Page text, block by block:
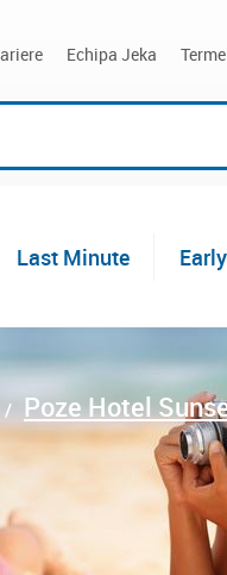
Echipa Jeka
Last Minute
Poze Hotel